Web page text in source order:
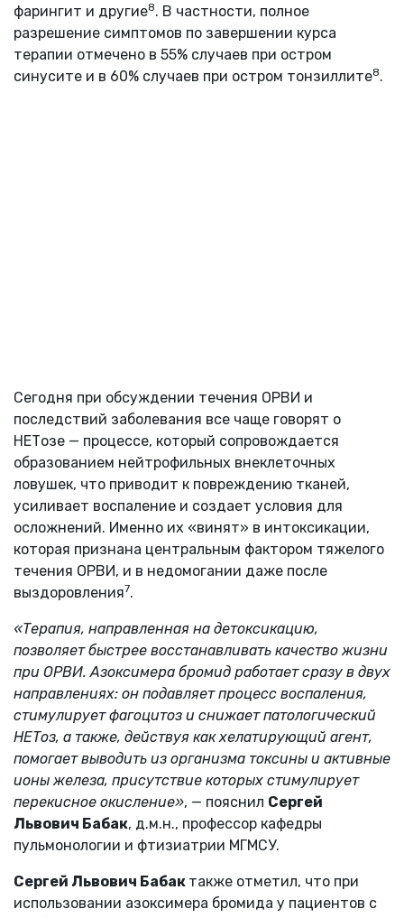
фарингит и другие8. В частности, полное
разрешение симптомов по завершении курса
терапии отмечено в 55% случаев при остром
синусите и в 60% случаев при остром тонзиллите8.
Сегодня при обсуждении течения ОРВИ и
последствий заболевания все чаще говорят о
НЕТозе — процессе, который сопровождается
образованием нейтрофильных внеклеточных
ловушек, что приводит к повреждению тканей,
усиливает воспаление и создает условия для
осложнений. Именно их «винят» в интоксикации,
которая признана центральным фактором тяжелого
течения ОРВИ, и в недомогании даже после
выздоровления7.
«Терапия, направленная на детоксикацию,
позволяет быстрее восстанавливать качество жизни
при ОРВИ. Азоксимера бромид работает сразу в двух
направлениях: он подавляет процесс воспаления,
стимулирует фагоцитоз и снижает патологический
НЕТоз, а также, действуя как хелатирующий агент,
помогает выводить из организма токсины и активные
ионы железа, присутствие которых стимулирует
перекисное окисление», — пояснил Сергей
Львович Бабак, д.м.н., профессор кафедры
пульмонологии и фтизиатрии МГМСУ.
Сергей Львович Бабак также отметил, что при
использовании азоксимера бромида у пациентов с